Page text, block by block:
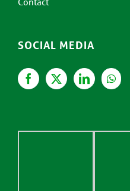
Contact
SOCIAL MEDIA